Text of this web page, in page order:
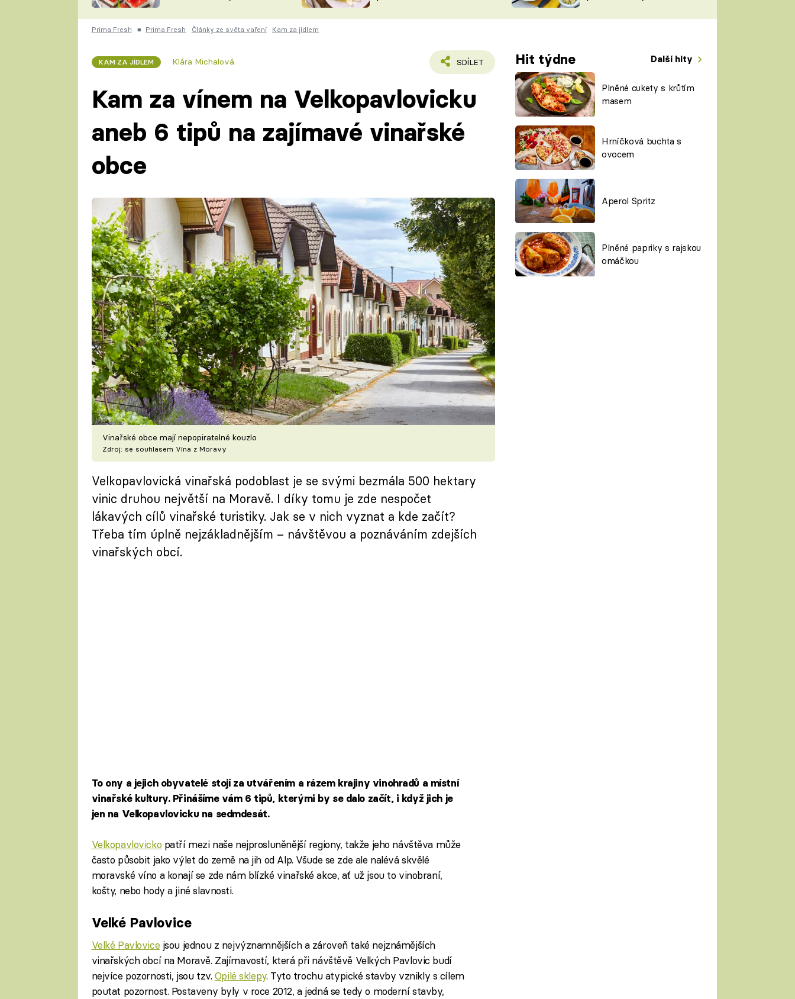
ČESKO NA TALÍŘI
KUCHAŘKA
VYCHYTÁVKY
ŠÉFREDAKTORKY
ČASOPIS
Prima Fresh ■ Prima Fresh Články ze světa vaření Kam za jídlem
KAM ZA JÍDLEM Klára Michalová SDÍLET Hit týdne Další hity
Plněné cukety s krůtím
masem
Hrníčková buchta s
ovocem
Aperol Spritz
Plněné papriky s rajskou
omáčkou
Kam za vínem na Velkopavlovicku
aneb 6 tipů na zajímavé vinařské
obce
Vinařské obce mají nepopiratelné kouzlo
Zdroj: se souhlasem Vína z Moravy
Velkopavlovická vinařská podoblast je se svými bezmála 500 hektary
vinic druhou největší na Moravě. I díky tomu je zde nespočet
lákavých cílů vinařské turistiky. Jak se v nich vyznat a kde začít?
Třeba tím úplně nejzákladnějším – návštěvou a poznáváním zdejších
vinařských obcí.
To ony a jejich obyvatelé stojí za utvářením a rázem krajiny vinohradů a místní
vinařské kultury. Přinášíme vám 6 tipů, kterými by se dalo začít, i když jich je
jen na Velkopavlovicku na sedmdesát.
Velkopavlovicko patří mezi naše nejprosluněnější regiony, takže jeho návštěva může
často působit jako výlet do země na jih od Alp. Všude se zde ale nalévá skvělé
moravské víno a konají se zde nám blízké vinařské akce, ať už jsou to vinobraní,
košty, nebo hody a jiné slavnosti.
Velké Pavlovice
Velké Pavlovicejsou jednou z nejvýznamnějších a zároveň také nejznámějších
vinařských obcí na Moravě. Zajímavostí, která při návštěvě Velkých Pavlovic budí
nejvíce pozornosti, jsou tzv. Opilé sklepy. Tyto trochu atypické stavby vznikly s cílem
poutat pozornost. Postaveny byly v roce 2012, a jedná se tedy o moderní stavby,